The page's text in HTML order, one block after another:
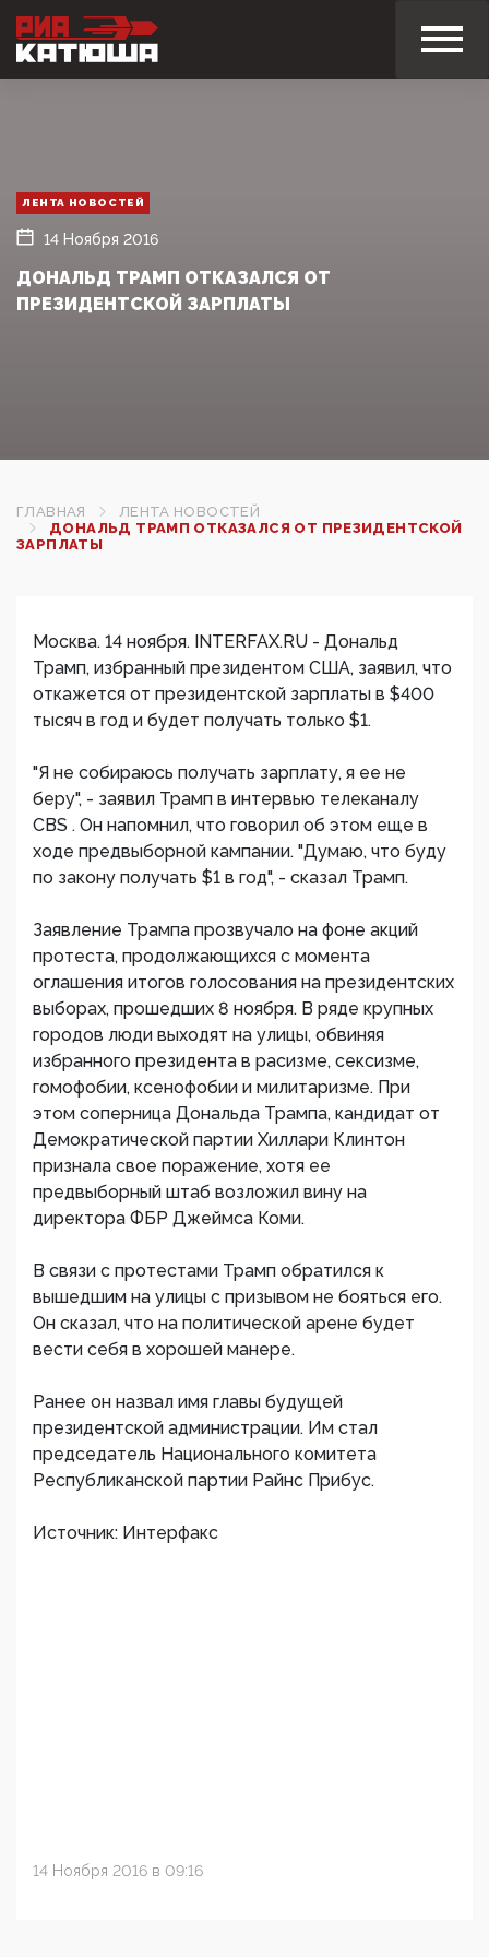
ЛЕНТА НОВОСТЕЙ
14 Ноября 2016
ДОНАЛЬД ТРАМП ОТКАЗАЛСЯ ОТ
ПРЕЗИДЕНТСКОЙ ЗАРПЛАТЫ
ГЛАВНАЯ
ЛЕНТА НОВОСТЕЙ
ДОНАЛЬД ТРАМП ОТКАЗАЛСЯ ОТ ПРЕЗИДЕНТСКОЙ
ЗАРПЛАТЫ
Москва. 14 ноября. INTERFAX.RU - Дональд
Трамп, избранный президентом США, заявил, что
откажется от президентской зарплаты в $400
тысяч в год и будет получать только $1.
"Я не собираюсь получать зарплату, я ее не
беру", - заявил Трамп в интервью телеканалу
CBS . Он напомнил, что говорил об этом еще в
ходе предвыборной кампании. "Думаю, что буду
по закону получать $1 в год", - сказал Трамп.
Заявление Трампа прозвучало на фоне акций
протеста, продолжающихся с момента
оглашения итогов голосования на президентских
выборах, прошедших 8 ноября. В ряде крупных
городов люди выходят на улицы, обвиняя
избранного президента в расизме, сексизме,
гомофобии, ксенофобии и милитаризме. При
этом соперница Дональда Трампа, кандидат от
Демократической партии Хиллари Клинтон
признала свое поражение, хотя ее
предвыборный штаб возложил вину на
директора ФБР Джеймса Коми.
В связи с протестами Трамп обратился к
вышедшим на улицы с призывом не бояться его.
Он сказал, что на политической арене будет
вести себя в хорошей манере.
Ранее он назвал имя главы будущей
президентской администрации. Им стал
председатель Национального комитета
Республиканской партии Райнс Прибус.
Источник: Интерфакс
14 Ноября 2016 в 09:16